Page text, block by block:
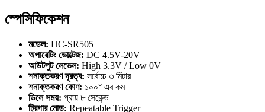
স্পেসিফিকেশন
মডেল: HC-SR505
অপারেটিং ভোল্টেজ: DC 4.5V-20V
আউটপুট লেভেল: High 3.3V / Low 0V
শনাক্তকরণ দূরত্ব: সর্বোচ্চ ৩ মিটার
শনাক্তকরণ কোণ: ১০০° এর কম
ডিলে সময়: প্রায় ৮ সেকেন্ড
ট্রিগার মোড: Repeatable Trigger